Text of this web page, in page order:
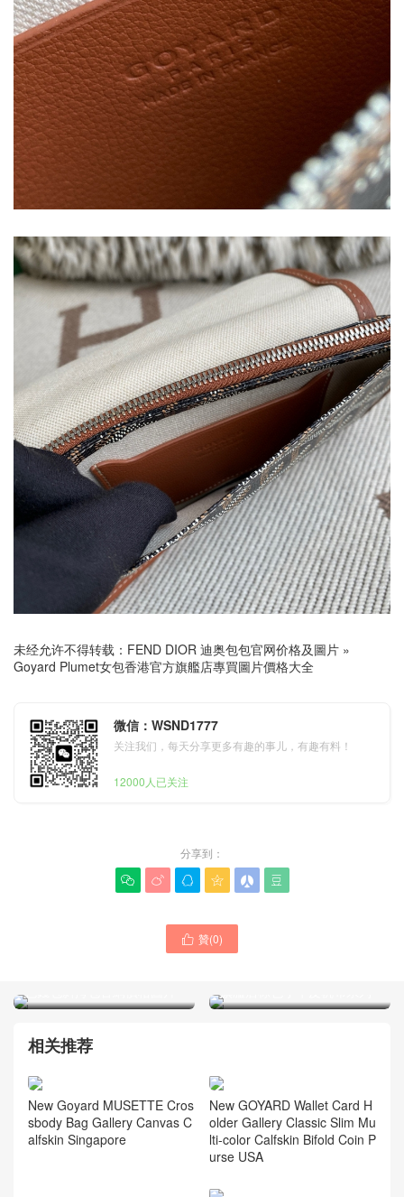
未经允许不得转载： FEND DIOR 迪奥包包官网价格及圖片 »
Goyard Plumet女包香港官方旗艦店專買圖片價格大全
微信：WSND1777
关注我们，每天分享更多有趣的事儿，有趣有料！
12000人已关注
分享到：
     
 贊(0)
相关推荐
New Goyard MUSETTE Cros
sbody Bag Gallery Canvas C
alfskin Singapore
New GOYARD Wallet Card H
older Gallery Classic Slim Mu
lti-color Calfskin Bifold Coin P
urse USA